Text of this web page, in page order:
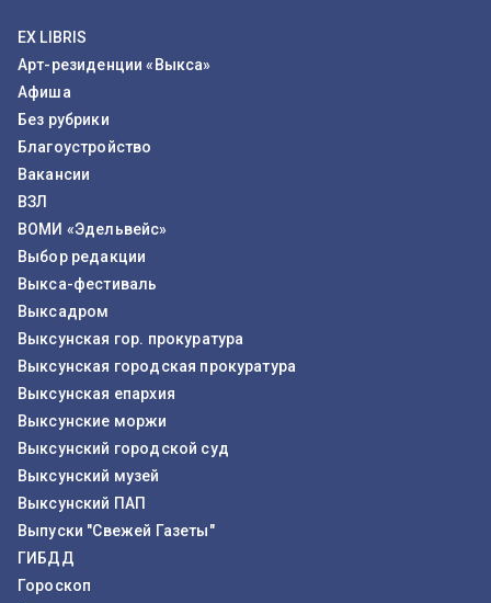
EX LIBRIS
Арт-резиденции «Выкса»
Афиша
Без рубрики
Благоустройство
Вакансии
ВЗЛ
ВОМИ «Эдельвейс»
Выбор редакции
Выкса-фестиваль
Выксадром
Выксунская гор. прокуратура
Выксунская городская прокуратура
Выксунская епархия
Выксунские моржи
Выксунский городской суд
Выксунский музей
Выксунский ПАП
Выпуски "Свежей Газеты"
ГИБДД
Гороскоп